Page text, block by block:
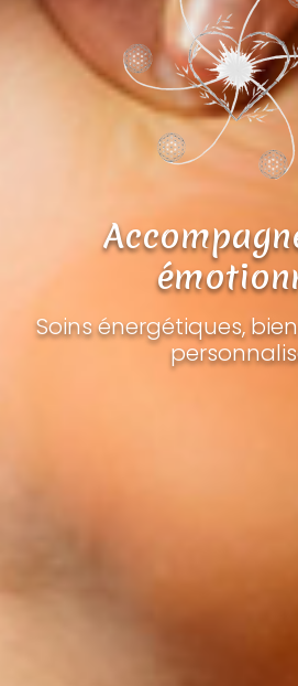
Soins énergétiques,